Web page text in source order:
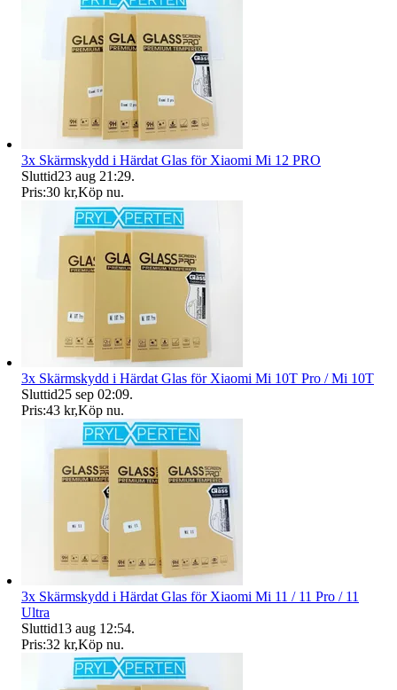
3x Skärmskydd i Härdat Glas för Xiaomi Mi 12 PRO
Sluttid23 aug 21:29.
Pris:30 kr,Köp nu.
3x Skärmskydd i Härdat Glas för Xiaomi Mi 10T Pro / Mi 10T
Sluttid25 sep 02:09.
Pris:43 kr,Köp nu.
3x Skärmskydd i Härdat Glas för Xiaomi Mi 11 / 11 Pro / 11
Ultra
Sluttid13 aug 12:54.
Pris:32 kr,Köp nu.